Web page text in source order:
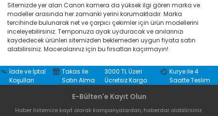
Sitemizde yer alan Canon kamera da yüksek ilgi gören marka ve
modeller arasında her zamanki yerini korumaktadır. Marka
tercihinde bulunarak net ve çarpıcı çekimler için ürün modellerini
inceleyebilirsiniz. Temponuza ayak uyduracak ve anılarınızı
kaydedecek ürünleri sitemizden beklemeden uygun fiyata satın
alabilirsiniz. Maceralarınız için bu fırsatları kaçırmayın!
İade ve İptal
Koşulları
Takas ile
Satın Alma
3000 TL Üzeri
Ücretsiz Kargo
Kurye ile 4
Saatte Teslim
E-Bülten'e Kayıt Olun
Haber listemize kayıt olarak kampanyalardan, haberdar olabilirsiniz.